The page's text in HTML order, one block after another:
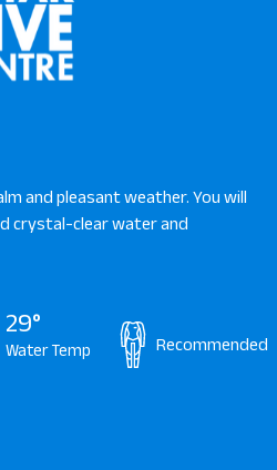
and pleasant weather. You will
crystal-clear water and
29°
Water Temp Recommended